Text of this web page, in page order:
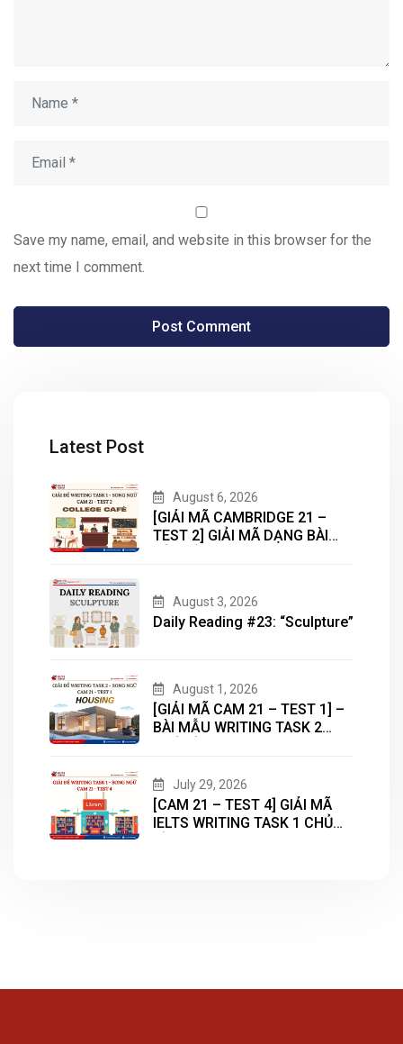
Save my name, email, and website in this browser for the
next time I comment.
Latest Post
August 6, 2026
[GIẢI MÃ CAMBRIDGE 21 –
TEST 2] GIẢI MÃ DẠNG BÀI
August 3, 2026
Daily Reading #23: “Sculpture”
August 1, 2026
[GIẢI MÃ CAM 21 – TEST 1] –
BÀI MẪU WRITING TASK 2
July 29, 2026
[CAM 21 – TEST 4] GIẢI MÃ
IELTS WRITING TASK 1 CHỦ